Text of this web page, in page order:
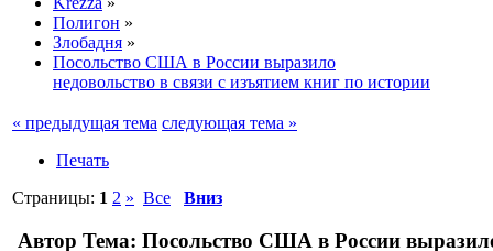
Полигон »
Злобадня »
Посольство США в России выразило
недовольство в связи с изъятием книг по истории
« предыдущая тема следующая тема »
Печать
Страницы: 1 2 » Все Вниз
Автор Тема: Посольство США в России